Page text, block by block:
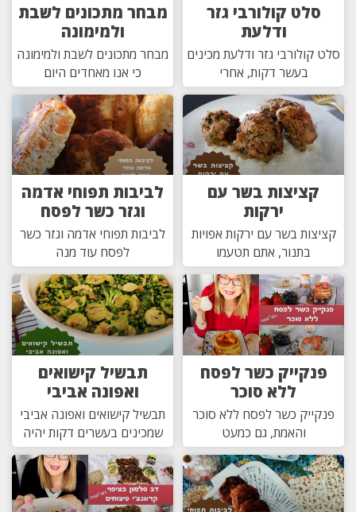
סלט קולורבי גזר
ודלעת
סלט קולורבי גזר ודלעת מכינים
בעשר דקות, אחרי
מבחר מתכונים לשבת
ולמימונה
מבחר מתכונים לשבת ולמימונה
כי אנו מאחדים היום
קציצות בשר עם
ירקות
קציצות בשר עם ירקות אפויות
בתנור, אתם תטעמו
לביבות תפוחי אדמה
וגזר כשר לפסח
לביבות תפוחי אדמה וגזר כשר
לפסח עוד מנה
פנקייק כשר לפסח
ללא סוכר
פנקייק כשר לפסח ללא סוכר
והאמת, גם כמעט
תבשיל קישואים
ואפונה אביבי
תבשיל קישואים ואפונה אביבי
שמכינים בעשרים דקות יהיה